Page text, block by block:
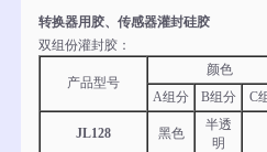
转换器用胶、传感器灌封硅胶
双组份灌封胶：
产品型号
颜色
A组分
B组分 C
JL128 黑色
半透
明